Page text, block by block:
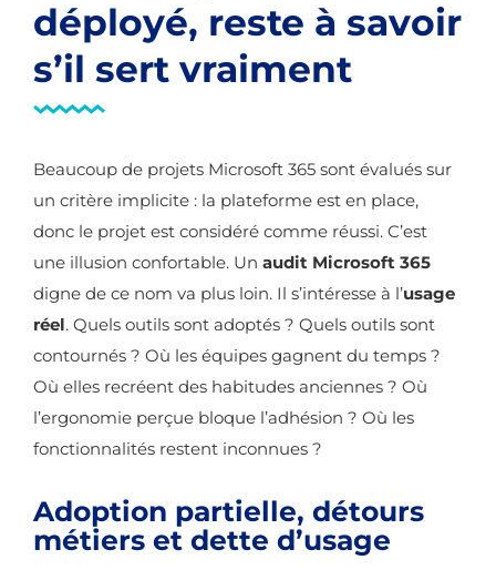
déployé, reste à savoir
s’il sert vraiment
Beaucoup de projets Microsoft 365 sont évalués sur
un critère implicite : la plateforme est en place,
donc le projet est considéré comme réussi. C’est
une illusion confortable. Un audit Microsoft 365
digne de ce nom va plus loin. Il s’intéresse à l’usage
réel. Quels outils sont adoptés ? Quels outils sont
contournés ? Où les équipes gagnent du temps ?
Où elles recréent des habitudes anciennes ? Où
l’ergonomie perçue bloque l’adhésion ? Où les
fonctionnalités restent inconnues ?
Adoption partielle, détours
métiers et dette d’usage